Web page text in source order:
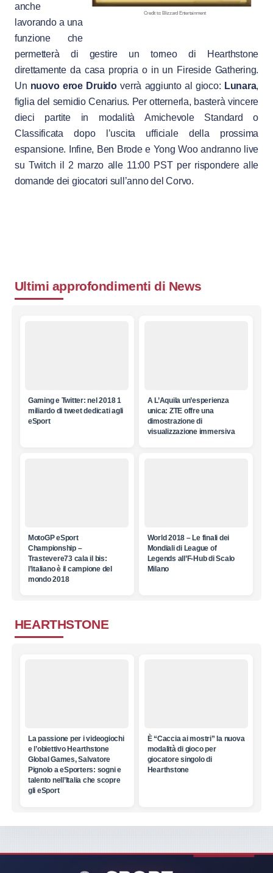
Credit to: Blizzard Entertainment
anche
lavorando a una
funzione che
permetterà di gestire un torneo di Hearthstone
direttamente da casa propria o in un Fireside Gathering.
Un nuovo eroe Druidoverrà aggiunto al gioco: Lunara,
figlia del semidio Cenarius. Per otternerla, basterà vincere
dieci partite in modalità Amichevole Standard o
Classificata dopo l’uscita ufficiale della prossima
espansione. Infine, Ben Brode e Yong Woo andranno live
su Twitch il 2 marzo alle 11:00 PST per rispondere alle
domande dei giocatori sull’anno del Corvo.
Ultimi approfondimenti di News
Gaming e Twitter: nel 2018 1
miliardo di tweet dedicati agli
eSport
A L’Aquila un’esperienza
unica: ZTE offre una
dimostrazione di
visualizzazione immersiva
MotoGP eSport
Championship –
Trastevere73 cala il bis:
l’italiano è il campione del
mondo 2018
World 2018 – Le finali dei
Mondiali di League of
Legends all’F-Hub di Scalo
Milano
HEARTHSTONE
La passione per i videogiochi
e l’obiettivo Hearthstone
Global Games, Salvatore
Pignolo a eSporters: sogni e
talento nell’Italia che scopre
gli eSport
È “Caccia ai mostri” la nuova
modalità di gioco per
giocatore singolo di
Hearthstone